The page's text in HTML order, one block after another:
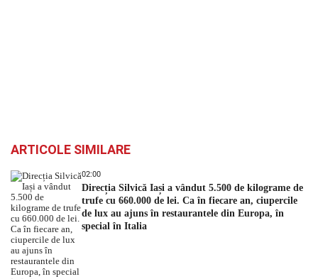
ARTICOLE SIMILARE
02:00
Direcția Silvică Iași a vândut 5.500 de kilograme de
trufe cu 660.000 de lei. Ca în fiecare an, ciupercile
de lux au ajuns în restaurantele din Europa, în
special în Italia